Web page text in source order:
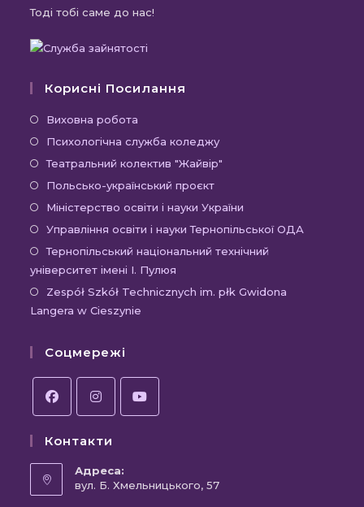
Тоді тобі саме до нас!
Корисні Посилання
Виховна робота
в
новій
вкладці
Психологічна служба коледжуВідкриється
в
вкладці
Театральний колектив "Жайвір"
новій
вкладці
Польсько-український проєктВідкриється
в
новій
вкладці
Міністерство освіти і науки України
в
новій
Управління освіти і науки Тернопільської ОДА
Тернопільський національний технічний
університет імені І. Пулюя
Zespół Szkół Technicznych im. płk Gwidona
Langera w Cieszynie
Соцмережі
в
новій
вкладці
в
новій
вкладці
новій
вкладці
Контакти
Адреса:
вул. Б. Хмельницького, 57